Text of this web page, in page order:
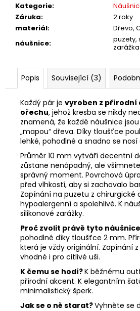
Kategorie:
Záruka:
2 roky
materiál:
Dřevo,
náušnice:
puzety,
zarážka
Popis Související (3)
Každý pár je vyroben z přírodní
ořechu, jehož kresba se nikdy
znamená, že každé náušnice
„mapou“ dřeva. Díky tloušťce
lehké, pohodlné a snadno se nosí
Průměr 10 mm vytváří decentní
zůstane nenápadný, ale
správný moment. Povrchová
před vlhkostí, aby si zachovalo
Zapínání na puzetu z chirurgické
hypoalergenní a spolehlivé. K
silikonové zarážky.
Proč zvolit právě tyto
pohodlné díky tloušťce 2 mm.
která je vždy originální. Zapínání
vhodné i pro citlivé uši.
K čemu se hodí?K běžnému
přírodní akcent. K elegantním
minimalistický šperk.
Jak se o ně starat?Vyhněte se
e
m
e